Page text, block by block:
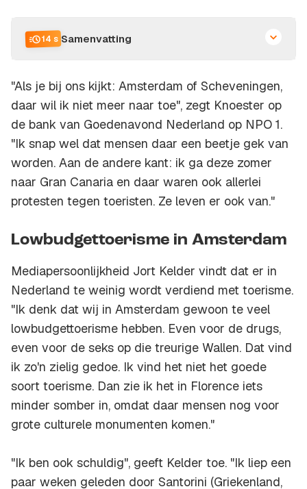
14 s Samenvatting
"Als je bij ons kijkt: Amsterdam of Scheveningen,
daar wil ik niet meer naar toe", zegt Knoester op
de bank van Goedenavond Nederland op NPO 1.
"Ik snap wel dat mensen daar een beetje gek van
worden. Aan de andere kant: ik ga deze zomer
naar Gran Canaria en daar waren ook allerlei
protesten tegen toeristen. Ze leven er ook van."
Lowbudgettoerisme in Amsterdam
Mediapersoonlijkheid Jort Kelder vindt dat er in
Nederland te weinig wordt verdiend met toerisme.
"Ik denk dat wij in Amsterdam gewoon te veel
lowbudgettoerisme hebben. Even voor de drugs,
even voor de seks op die treurige Wallen. Dat vind
ik zo'n zielig gedoe. Ik vind het niet het goede
soort toerisme. Dan zie ik het in Florence iets
minder somber in, omdat daar mensen nog voor
grote culturele monumenten komen."
"Ik ben ook schuldig", geeft Kelder toe. "Ik liep een
paar weken geleden door Santorini (Griekenland,